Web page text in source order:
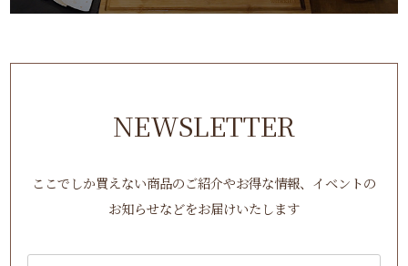
NEWSLETTER
ここでしか買えない商品のご紹介やお得な情報、イベントの
お知らせなどをお届けいたします